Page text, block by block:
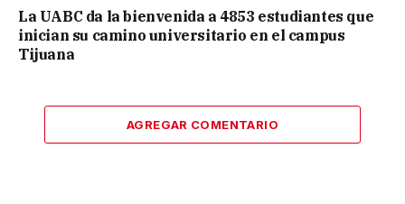
La UABC da la bienvenida a 4853 estudiantes que
inician su camino universitario en el campus
Tijuana
AGREGAR COMENTARIO